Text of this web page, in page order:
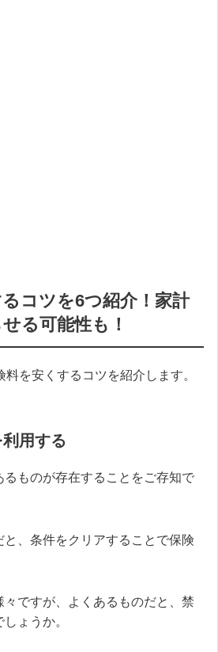
コツを6つ紹介！家計
る可能性も！
を安くするコツを紹介します。
用する
ものが存在することをご存知で
、条件をクリアすることで保険
ですが、よくあるものだと、禁
ょうか。